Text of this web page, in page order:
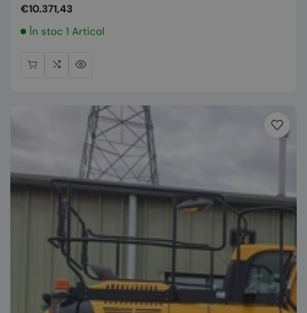
Preț
normal
€10.371,43
În stoc 1 Articol